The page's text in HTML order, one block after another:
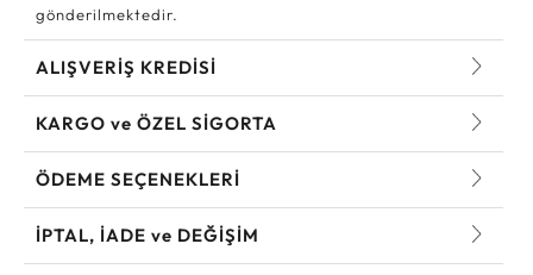
gönderilmektedir.
ALIŞVERİŞ KREDİSİ
KARGO ve ÖZEL SİGORTA
ÖDEME SEÇENEKLERİ
İPTAL, İADE ve DEĞİŞİM